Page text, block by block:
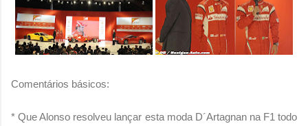
Comentários básicos:
* Que Alonso resolveu lançar esta moda D´Artagnan na F1 todo